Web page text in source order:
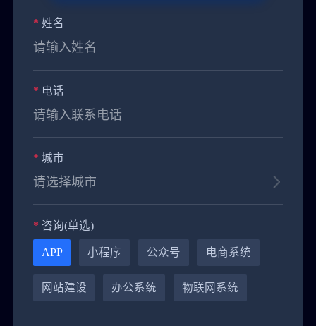
* 姓名
* 电话
* 城市
* 咨询(单选)
APP 小程序 公众号 电商系统
网站建设 办公系统 物联网系统